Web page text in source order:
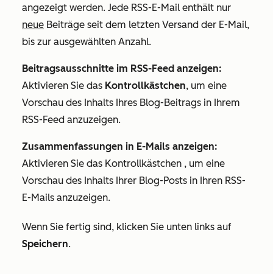
angezeigt werden. Jede RSS-E-Mail enthält nur
neue Beiträge seit dem letzten Versand der E-Mail,
bis zur ausgewählten Anzahl.
Beitragsausschnitte im RSS-Feed anzeigen:
Aktivieren Sie das Kontrollkästchen, um eine
Vorschau des Inhalts Ihres Blog-Beitrags in Ihrem
RSS-Feed anzuzeigen.
Zusammenfassungen in E-Mails anzeigen:
Aktivieren Sie das Kontrollkästchen , um eine
Vorschau des Inhalts Ihrer Blog-Posts in Ihren RSS-
E-Mails anzuzeigen.
Wenn Sie fertig sind, klicken Sie unten links auf
Speichern.